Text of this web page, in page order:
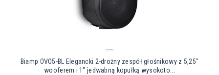
Biamp OVO5-BL Elegancki 2-drożny zespół głośnikowy z 5,25"
wooferem i 1" jedwabną kopułką wysokoto...